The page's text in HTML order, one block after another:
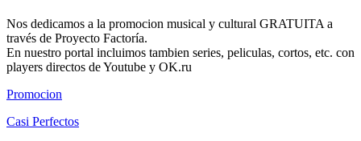
Nos dedicamos a la promocion musical y cultural GRATUITA a
través de Proyecto Factoría.
En nuestro portal incluimos tambien series, peliculas, cortos, etc. con
players directos de Youtube y OK.ru
Promocion
Casi Perfectos